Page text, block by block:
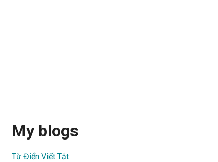
My blogs
Từ Điển Viết Tắt